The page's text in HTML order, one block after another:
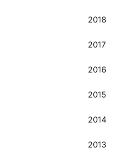
2018
2017
2016
2015
2014
2013